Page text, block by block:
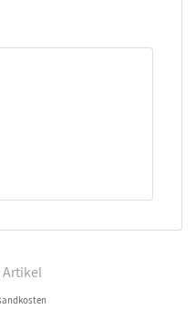
Artikel